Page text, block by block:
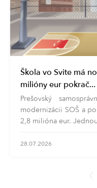
Škola vo Svite má
milióny eur pokrač...
Prešovský
modernizácii SOŠ a
2,8 milióna eur.
28.07.2026